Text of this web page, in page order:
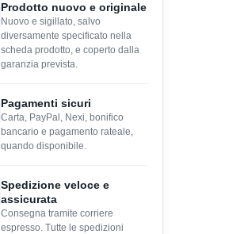
Prodotto nuovo e originale
Nuovo e sigillato, salvo
diversamente specificato nella
scheda prodotto, e coperto dalla
garanzia prevista.
Pagamenti sicuri
Carta, PayPal, Nexi, bonifico
bancario e pagamento rateale,
quando disponibile.
Spedizione veloce e
assicurata
Consegna tramite corriere
espresso. Tutte le spedizioni